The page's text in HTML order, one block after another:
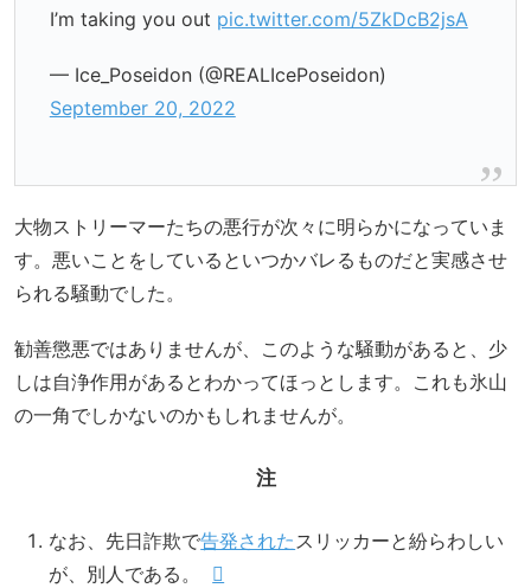
I’m taking you out pic.twitter.com/5ZkDcB2jsA
— Ice_Poseidon (@REALIcePoseidon)
September 20, 2022
大物ストリーマーたちの悪行が次々に明らかになっていま
す。悪いことをしているといつかバレるものだと実感させ
られる騒動でした。
勧善懲悪ではありませんが、このような騒動があると、少
しは自浄作用があるとわかってほっとします。これも氷山
の一角でしかないのかもしれませんが。
注
なお、先日詐欺で告発されたスリッカーと紛らわしい
が、別人である。